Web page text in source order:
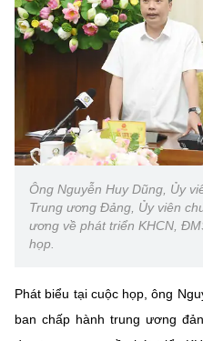
Ông Nguyễn Huy Dũng, Ủy
Trung ương Đảng, Ủy viên
ương về phát triển KHCN,
họp.
Phát biểu tại cuộc họp, ông
ban chấp hành trung ương